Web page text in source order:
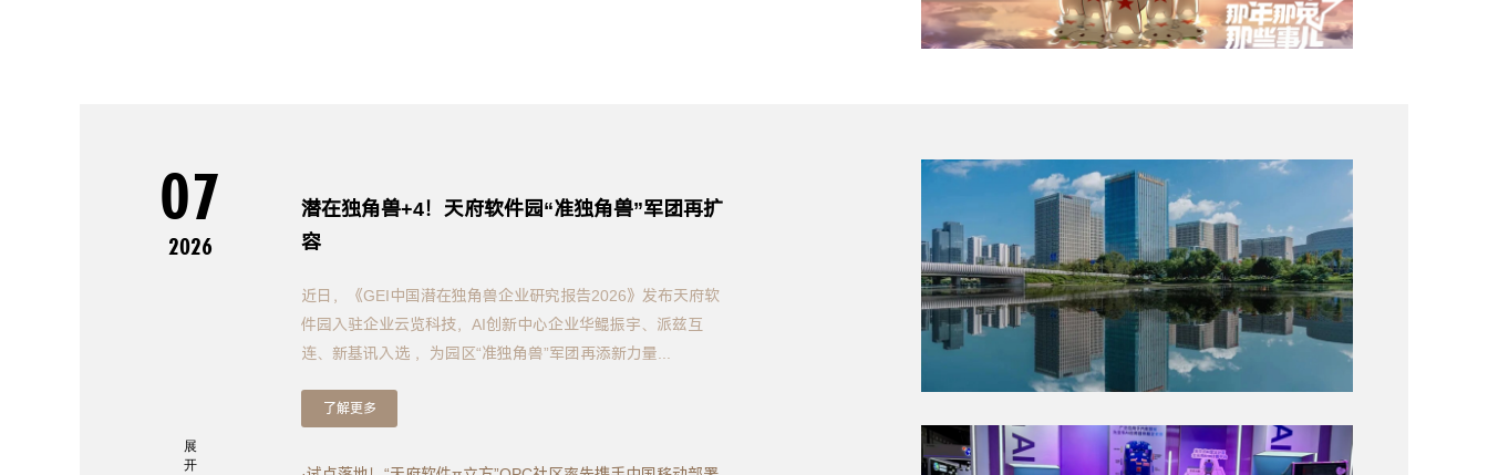
07
2026
展
开
潜在独角兽+4！天府软件园“准独角兽”军团再扩
容
近日，《GEI中国潜在独角兽企业研究报告2026》发布天府软
件园入驻企业云览科技，AI创新中心企业华鲲振宇、派兹互
连、新基讯入选 ，为园区“准独角兽”军团再添新力量...
了解更多